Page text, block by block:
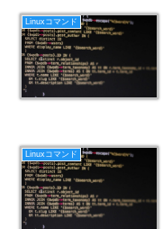
Linuxコマンド
Linuxコマンド